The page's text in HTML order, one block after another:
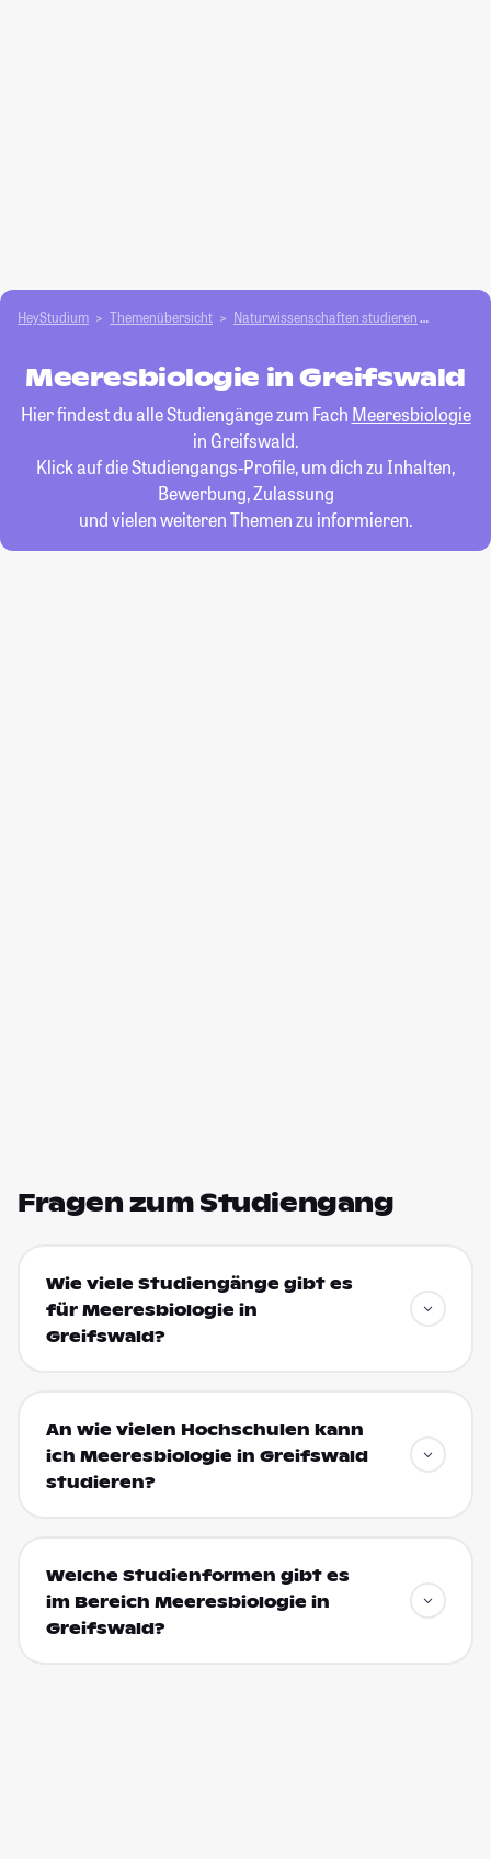
HeyStudium Themenübersicht Natur­wissenschaften studieren
Meeresbiologie in Greifswald
Hier findest du alle Studiengänge zum Fach Meeresbiologie
in Greifswald.
Klick auf die Studiengangs-Profile, um dich zu Inhalten,
Bewerbung, Zulassung
und vielen weiteren Themen zu informieren.
Fragen zum Studiengang
Wie viele Studiengänge gibt es
für Meeresbiologie in
Greifswald?
An wie vielen Hochschulen kann
ich Meeresbiologie in Greifswald
studieren?
Welche Studienformen gibt es
im Bereich Meeresbiologie in
Greifswald?